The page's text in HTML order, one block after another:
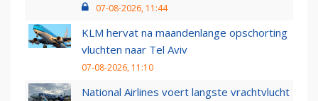
07-08-2026, 11:44
KLM hervat na maandenlange opschorting
vluchten naar Tel Aviv
07-08-2026, 11:10
National Airlines voert langste vrachtvlucht